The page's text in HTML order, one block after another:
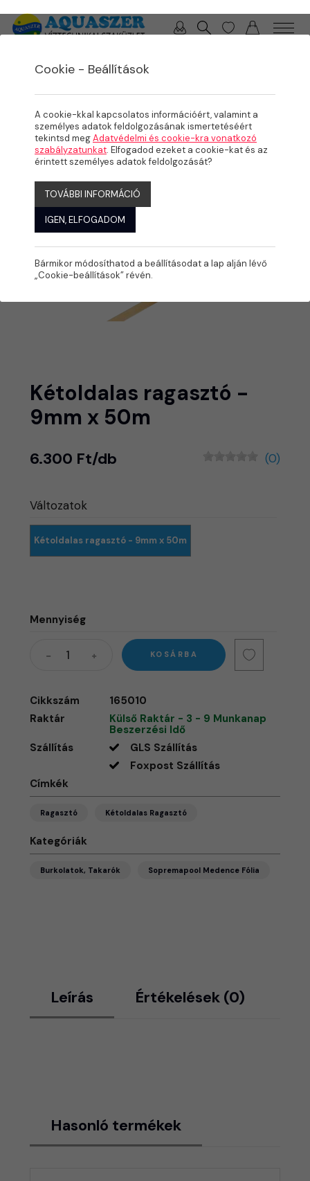
Kétoldalas ragasztó -
9mm x 50m
6.300 Ft/db (0)
Változatok
Kétoldalas ragasztó - 9mm x 50m
Mennyiség
KOSÁRBA
Cikkszám
165010
Raktár
Külső Raktár - 3 - 9 Munkanap
Beszerzési Idő
Szállítás
GLS Szállítás
Foxpost Szállítás
Címkék
Ragasztó Kétoldalas Ragasztó
Kategóriák
Burkolatok, Takarók Sopremapool Medence Fólia
Leírás Értékelések (0)
Hasonló termékek
Cookie - Beállítások
A cookie-kkal kapcsolatos információért, valamint a
személyes adatok feldolgozásának ismertetéséért
tekintsd megAdatvédelmi és cookie-kra vonatkozó
szabályzatunkat. Elfogadod ezeket a cookie-kat és az
érintett személyes adatok feldolgozását?
TOVÁBBI INFORMÁCIÓ
IGEN, ELFOGADOM
Bármikor módosíthatod a beállításodat a lap alján lévő
„Cookie-beállítások” révén.